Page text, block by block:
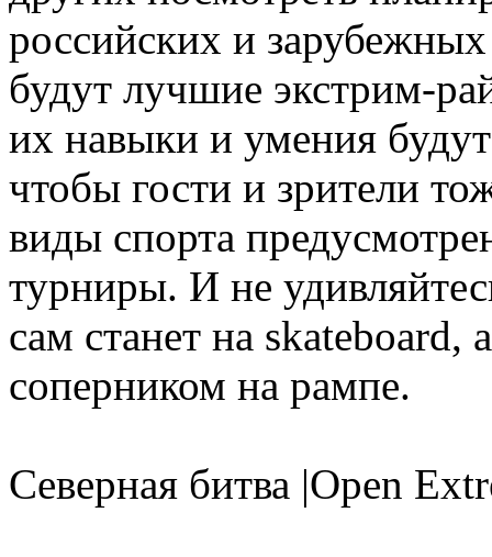
российских и
будут лучшие экстрим-
их навыки и умения
чтобы гости и зрители
виды спорта
турниры. И не
сам станет на skateboard,
соперником на рампе.
Северная битва |Open